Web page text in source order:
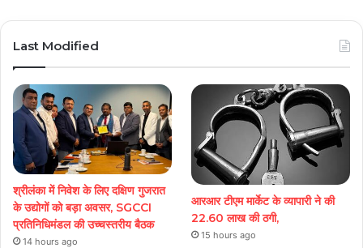
Last Modified
श्रीलंका में निवेश के लिए दक्षिण गुजरात
के उद्योगों को बड़ा अवसर, SGCCI
प्रतिनिधिमंडल की उच्चस्तरीय बैठक
14 hours ago
आरआर टीएम मार्केट के व्यापारी ने की
22.60 लाख की ठगी,
15 hours ago